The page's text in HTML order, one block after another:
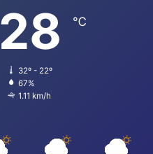
28 ℃
32º - 22º
67%
1.11 km/h